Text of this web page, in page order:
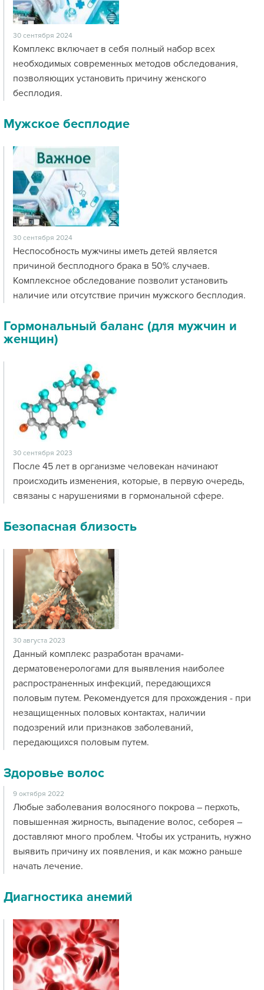
30 сентября 2024
Комплекс включает в себя полный набор всех
необходимых современных методов обследования,
позволяющих установить причину женского
бесплодия.
Мужское бесплодие
30 сентября 2024
Неспособность мужчины иметь детей является
причиной бесплодного брака в 50% случаев.
Комплексное обследование позволит установить
наличие или отсутствие причин мужского бесплодия.
Гормональный баланс (для мужчин и
женщин)
30 сентября 2023
После 45 лет в организме человекан начинают
происходить изменения, которые, в первую очередь,
связаны с нарушениями в гормональной сфере.
Безопасная близость
30 августа 2023
Данный комплекс разработан врачами-
дерматовенерологами для выявления наиболее
распространенных инфекций, передающихся
половым путем. Рекомендуется для прохождения - при
незащищенных половых контактах, наличии
подозрений или признаков заболеваний,
передающихся половым путем.
Здоровье волос
9 октября 2022
Любые заболевания волосяного покрова – перхоть,
повышенная жирность, выпадение волос, себорея –
доставляют много проблем. Чтобы их устранить, нужно
выявить причину их появления, и как можно раньше
начать лечение.
Диагностика анемий